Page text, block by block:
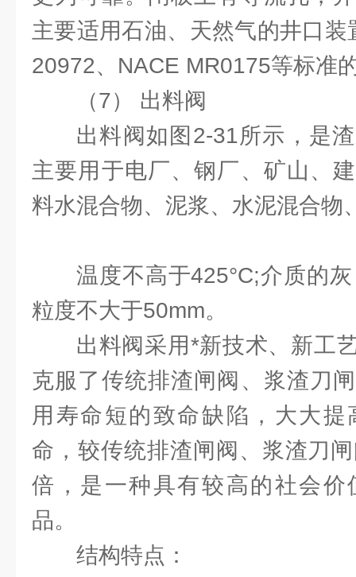
主要适用石油、天然气的井口
20972、NACE MR0175等标准
（7） 出料阀
出料阀如图2-31所示，是
主要用于电厂、钢厂、矿山、
料水混合物、泥浆、水泥混合物
温度不高于425°C;介质的
粒度不大于50mm。
出料阀采用*新技术、新工
克服了传统排渣闸阀、浆渣刀
用寿命短的致命缺陷，大大
命，较传统排渣闸阀、浆渣刀
倍，是一种具有较高的社会价
品。
结构特点：